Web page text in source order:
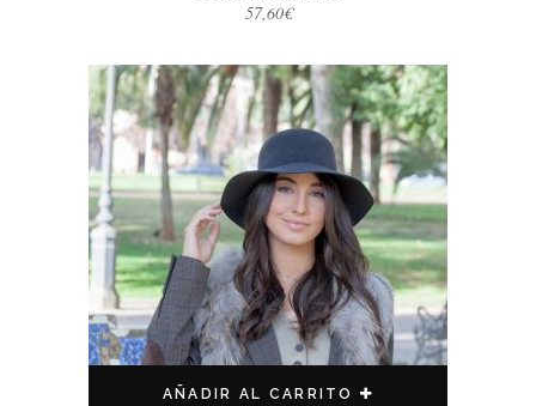
57,60€
AÑADIR AL CARRITO